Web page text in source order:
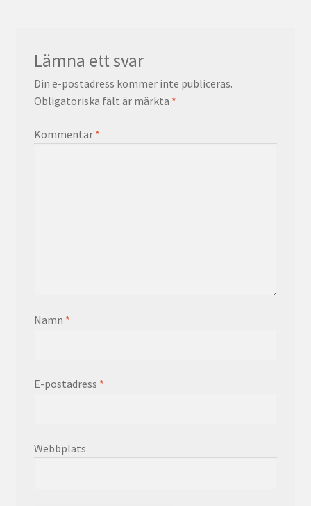
Lämna ett svar
Din e-postadress kommer inte publiceras.
Obligatoriska fält är märkta *
Kommentar *
Namn *
E-postadress *
Webbplats